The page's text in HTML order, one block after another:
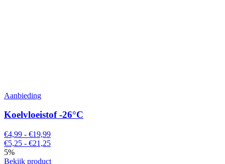
Aanbieding
Koelvloeistof -26°C
€4,99 - €19,99
€5,25 - €21,25
5%
Bekijk product